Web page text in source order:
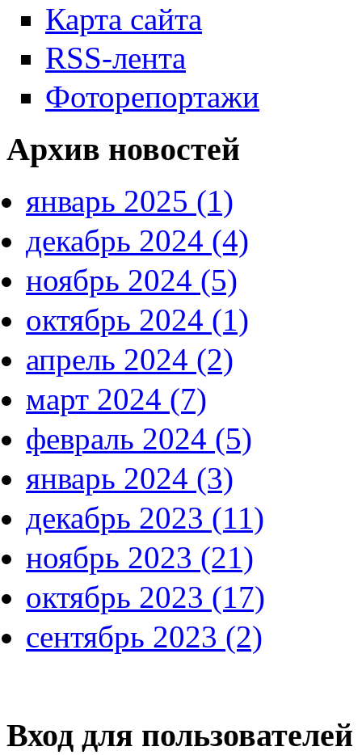
Карта сайта
RSS-лента
Фоторепортажи
Архив новостей
январь 2025 (1)
декабрь 2024 (4)
ноябрь 2024 (5)
октябрь 2024 (1)
апрель 2024 (2)
март 2024 (7)
февраль 2024 (5)
январь 2024 (3)
декабрь 2023 (11)
ноябрь 2023 (21)
октябрь 2023 (17)
сентябрь 2023 (2)
Вход для пользователей